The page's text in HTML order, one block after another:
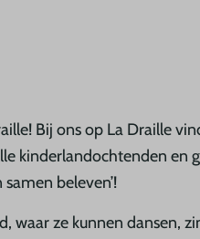
Bij ons op La Draille
kinderlandochtenden en
beleven’!
ze kunnen dansen,